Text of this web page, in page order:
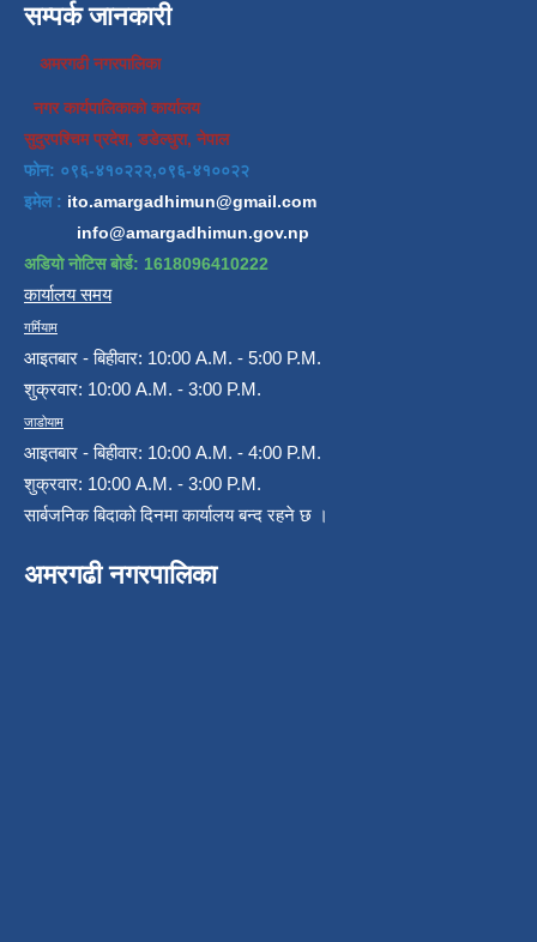
सम्पर्क जानकारी
अमरगढी नगरपालिका
नगर कार्यपालिकाको कार्यालय
सुदुरपश्चिम प्रदेश, डडेल्धुरा, नेपाल
फोन: ०९६-४१०२२२,०९६-४१००२२
इमेल : ito.amargadhimun@gmail.com
info@amargadhimun.gov.np
अडियो नोटिस बोर्ड: 1618096410222
कार्यालय समय
गर्मियाम
आइतबार - बिहीवार: 10:00 A.M. - 5:00 P.M.
शुक्रवार: 10:00 A.M. - 3:00 P.M.
जाडोयाम
आइतबार - बिहीवार: 10:00 A.M. - 4:00 P.M.
शुक्रवार: 10:00 A.M. - 3:00 P.M.
सार्बजनिक बिदाको दिनमा कार्यालय बन्द रहने छ ।
अमरगढी नगरपालिका